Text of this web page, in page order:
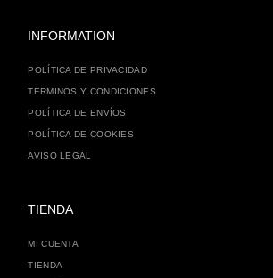
INFORMATION
POLÍTICA DE PRIVACIDAD
TÉRMINOS Y CONDICIONES
POLÍTICA DE ENVÍOS
POLÍTICA DE COOKIES
AVISO LEGAL
TIENDA
MI CUENTA
TIENDA